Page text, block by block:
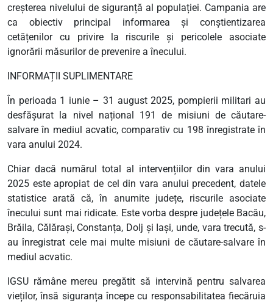
creșterea nivelului de siguranță al populației. Campania are
ca obiectiv principal informarea și conștientizarea
cetățenilor cu privire la riscurile și pericolele asociate
ignorării măsurilor de prevenire a înecului.
INFORMAȚII SUPLIMENTARE
În perioada 1 iunie – 31 august 2025, pompierii militari au
desfășurat la nivel național 191 de misiuni de căutare-
salvare în mediul acvatic, comparativ cu 198 înregistrate în
vara anului 2024.
Chiar dacă numărul total al intervențiilor din vara anului
2025 este apropiat de cel din vara anului precedent, datele
statistice arată că, în anumite județe, riscurile asociate
înecului sunt mai ridicate. Este vorba despre județele Bacău,
Brăila, Călărași, Constanța, Dolj și Iași, unde, vara trecută, s-
au înregistrat cele mai multe misiuni de căutare-salvare în
mediul acvatic.
IGSU rămâne mereu pregătit să intervină pentru salvarea
vieților, însă siguranța începe cu responsabilitatea fiecăruia